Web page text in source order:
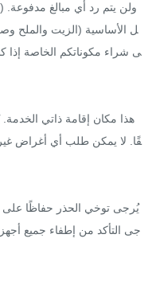
ل الأساسية (الزيت والملح
جى التأكد من إطفاء جميع